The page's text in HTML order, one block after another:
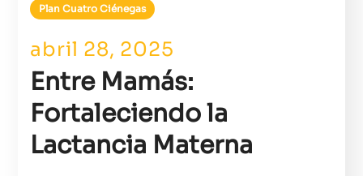
Plan Cuatro Ciénegas
abril 28, 2025
Entre Mamás:
Fortaleciendo la
Lactancia Materna